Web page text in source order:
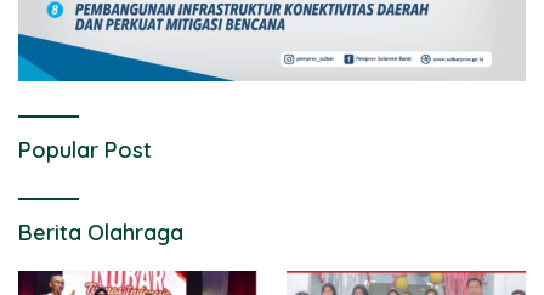
Popular Post
Berita Olahraga